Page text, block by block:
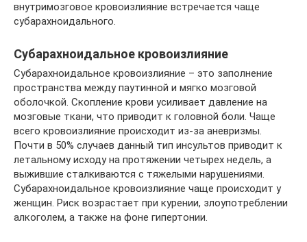
внутримозговое кровоизлияние встречается чаще
субарахноидального.
Субарахноидальное кровоизлияние
Субарахноидальное кровоизлияние – это заполнение
пространства между паутинной и мягко мозговой
оболочкой. Скопление крови усиливает давление на
мозговые ткани, что приводит к головной боли. Чаще
всего кровоизлияние происходит из-за аневризмы.
Почти в 50% случаев данный тип инсультов приводит к
летальному исходу на протяжении четырех недель, а
выжившие сталкиваются с тяжелыми нарушениями.
Субарахноидальное кровоизлияние чаще происходит у
женщин. Риск возрастает при курении, злоупотреблении
алкоголем, а также на фоне гипертонии.